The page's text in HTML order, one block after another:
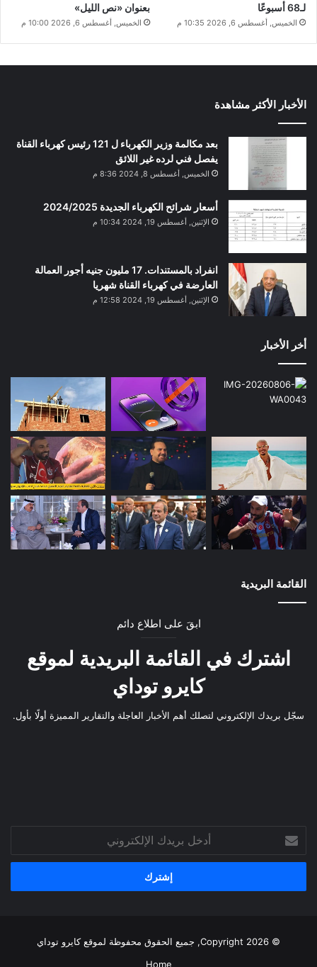
لـ68 أسبوعًا
الخميس, أغسطس 6, 2026 10:35 م
بعنوان «نص الليل»
الخميس, أغسطس 6, 2026 10:00 م
الأخبار الأكثر مشاهدة
بعد مكالمة وزير الكهرباء ل 121 رئيس كهرباء القناة
يفصل فني لرده غير اللائق
الخميس, أغسطس 8, 2024 8:36 م
أسعار شرائح الكهرباء الجديدة 2024/2025
الإثنين, أغسطس 19, 2024 10:34 م
انفراد بالمستندات. 17 مليون جنيه أجور العمالة
العارضة في كهرباء القناة شهريا
الإثنين, أغسطس 19, 2024 12:58 م
أخر الأخبار
القائمة البريدية
ابقَ على اطلاع دائم
اشترك في القائمة البريدية لموقع
كايرو توداي
سجّل بريدك الإلكتروني لتصلك أهم الأخبار العاجلة والتقارير المميزة أولًا بأول.
بريدك
الإلكتروني
© Copyright 2026, جميع الحقوق محفوظة لموقع
كايرو توداي
Home